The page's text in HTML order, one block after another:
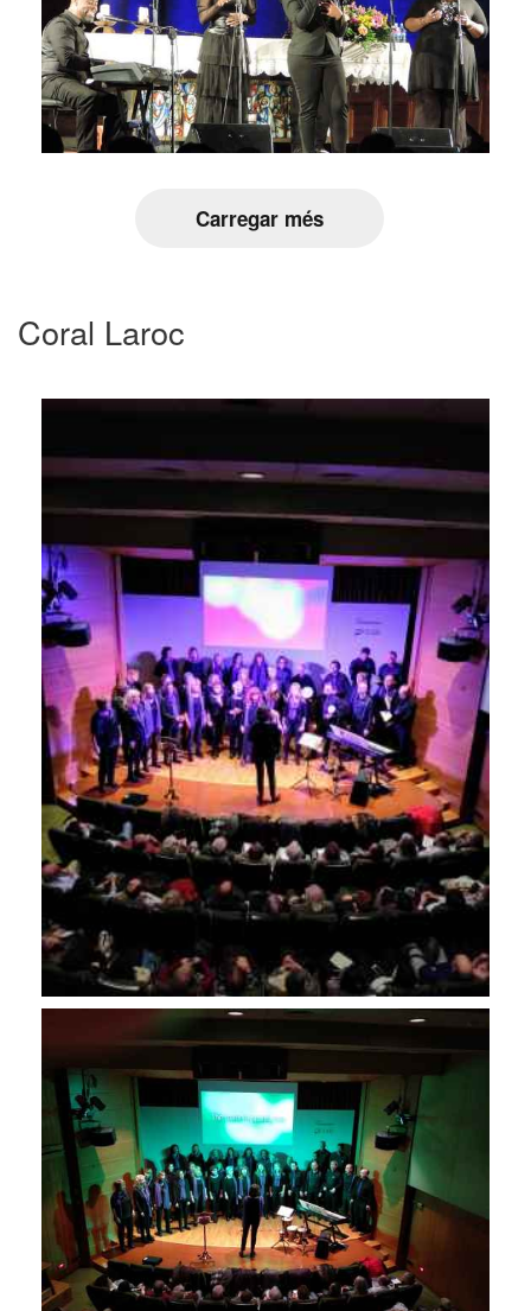
Carregar més
Coral Laroc